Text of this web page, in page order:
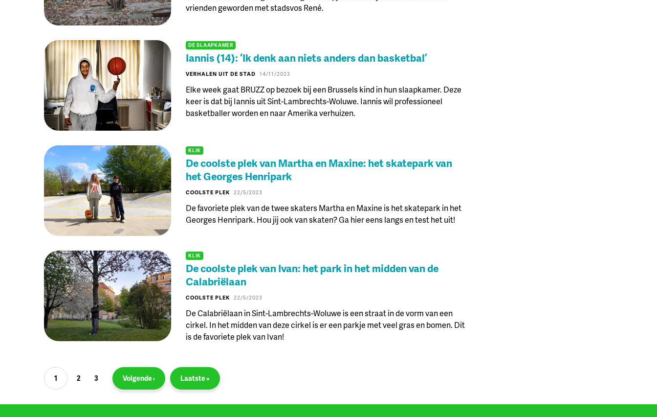
vrienden geworden met stadsvos René.
DE SLAAPKAMER
Iannis (14): ‘Ik denk aan niets anders dan basketbal’
VERHALEN UIT DE STAD 14/11/2023
Elke week gaat BRUZZ op bezoek bij een Brussels kind in hun slaapkamer. Deze
keer is dat bij Iannis uit Sint-Lambrechts-Woluwe. Iannis wil professioneel
basketballer worden en naar Amerika verhuizen.
KLIK
De coolste plek van Martha en Maxine: het skatepark van
het Georges Henripark
COOLSTE PLEK 22/5/2023
De favoriete plek van de twee skaters Martha en Maxine is het skatepark in het
Georges Henripark. Hou jij ook van skaten? Ga hier eens langs en test het uit!
KLIK
De coolste plek van Ivan: het park in het midden van de
Calabriëlaan
COOLSTE PLEK 22/5/2023
De Calabriëlaan in Sint-Lambrechts-Woluwe is een straat in de vorm van een
cirkel. In het midden van deze cirkel is er een parkje met veel gras en bomen. Dit
is de favoriete plek van Ivan!
Paginatie
Huidige pagina
1 Page
2 Page
3 Volgende pagina
Volgende › Laatste pagina
Laatste »